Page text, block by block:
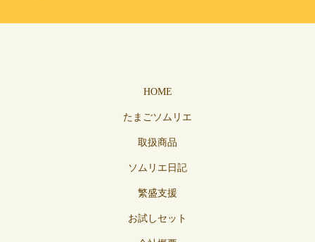
HOME
たまごソムリエ
取扱商品
ソムリエ日記
繁盛支援
お試しセット